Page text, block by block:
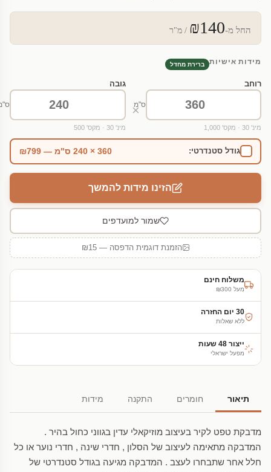
החל מ-₪140 / מ"ר
מידות אישיות ברירת מחדל
רוחב
ס"מ
מינ' 30 · מקס' 1,000
×
גובה
מינ' 30 · מקס' 500
גודל סטנדרטי: 360 × 240 ס"מ — ₪799
הזינו מידות להמשך
שמור למועדפים
הזמנת דוגמית הדפסה — ₪15
משלוח חינם
מעל ₪300
30 יום החזרה
ללא שאלות
ייצור 48 שעות
מפעל ישראלי
תיאור חומרים התקנה מידות
מדבקת טפט לקיר בעיצוב מוזיקאלי עדין בגווני כחול בהיר .
המדבקה מתאימה לעיצוב של הסלון , חדרי שינה , חדרי נוער או כל
חלל אחר שתבחרו לעצב . המדבקה מגיעה בגודל סטנדרטי של